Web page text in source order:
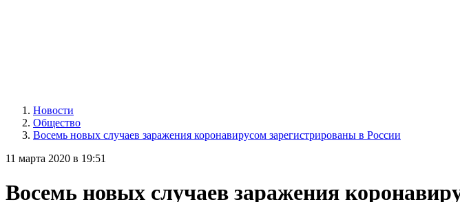
Новости
Общество
Восемь новых случаев заражения коронавирусом зарегистрированы в России
11 марта 2020 в 19:51
Восемь новых случаев заражения